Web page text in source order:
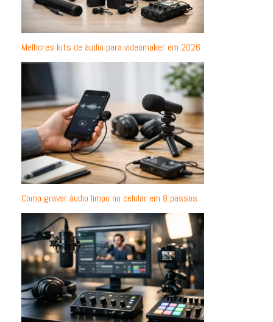
Melhores kits de áudio para videomaker em 2026
Como gravar áudio limpo no celular em 8 passos